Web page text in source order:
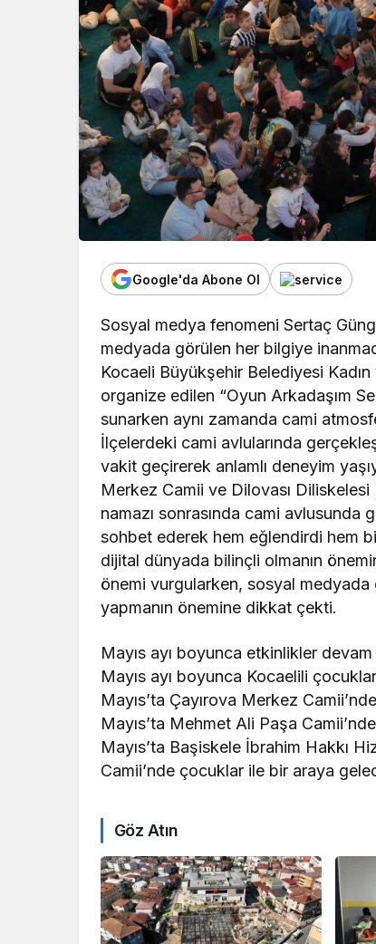
Google'da Abone Ol
Sosyal medya fenomeni Sertaç
medyada görülen her bilgiye
Kocaeli Büyükşehir Belediyesi
organize edilen “Oyun Arkadaşım
sunarken aynı zamanda cami
İlçelerdeki cami avlularında
vakit geçirerek anlamlı deneyim
Merkez Camii ve Dilovası
namazı sonrasında cami
sohbet ederek hem eğlendirdi hem
dijital dünyada bilinçli olmanın
önemi vurgularken, sosyal
yapmanın önemine dikkat çekti.
Mayıs ayı boyunca etkinlikler
Mayıs ayı boyunca Kocaelili
Mayıs’ta Çayırova Merkez
Mayıs’ta Mehmet Ali Paşa
Mayıs’ta Başiskele İbrahim Hakkı
Camii’nde çocuklar ile bir araya
Göz Atın